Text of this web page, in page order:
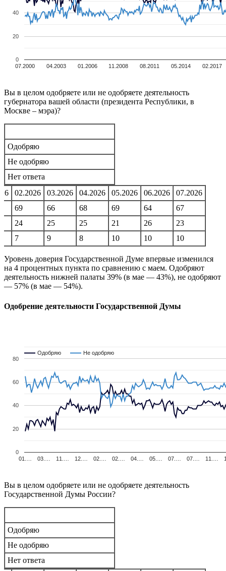
07.2000 04.2003 01.2006 11.2008 08.2011 05.2014 02.2017
0
20
40
Вы в целом одобряете или не одобряете деятельность
губернатора вашей области (президента Республики, в
Москве – мэра)?
Одобряю
Не одобряю
Нет ответа
02.2026 03.2026 04.2026 05.2026 06.2026
07.2026
69
66 68 69 64
67
24
25 25 21 26
23
7
9 8 10 10 10
Уровень доверия Государственной Думе впервые изменился
на 4 процентных пункта по сравнению с маем. Одобряют
деятельность нижней палаты 39% (в мае — 43%), не одобряют
— 57% (в мае — 54%).
Одобрение деятельности Государственной Думы
01.… 03.… 11.… 12.… 02.… 02.… 04.… 05.… 07.… 07.… 11.…
0
20
40
60
80
Одобряю
Одобряю Не одобряю
Не одобряю
Вы в целом одобряете или не одобряете деятельность
Государственной Думы России?
Одобряю
Не одобряю
Нет ответа